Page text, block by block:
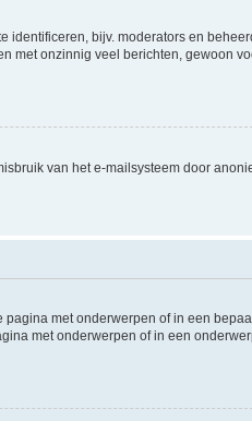
identificeren, bijv. moderators en
met onzinnig veel berichten, gewoon
van het e-mailsysteem door
met onderwerpen of in een
met onderwerpen of in een